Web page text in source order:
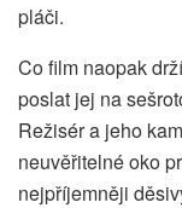
pláči.
Co film naopak
poslat jej na
Režisér a jeho
neuvěřitelné oko
nejpříjemněji